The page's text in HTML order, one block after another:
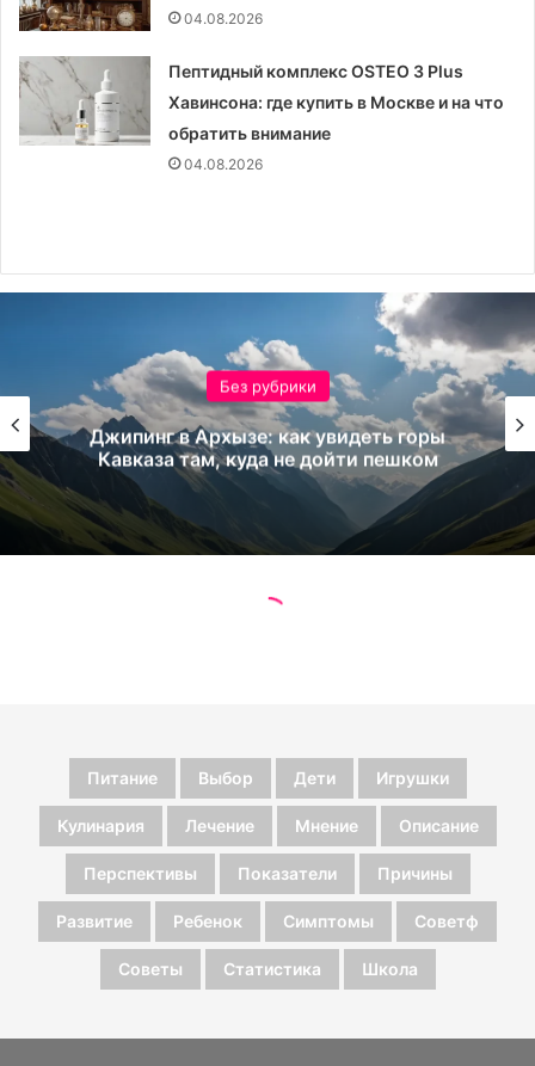
Питание Выбор Дети Игрушки
Кулинария Лечение Мнение Описание
Перспективы Показатели Причины
Развитие Ребенок Симптомы Советф
Советы Статистика Школа